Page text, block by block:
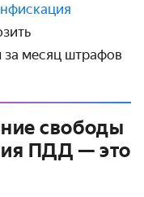
месяц штрафов
свободы
ПДД — это